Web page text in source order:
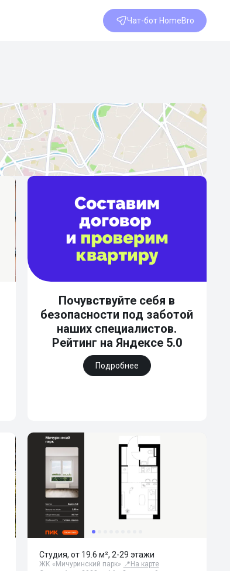
Чат-бот HomeBro
Почувствуйте себя в
безопасности под заботой
наших специалистов.
Рейтинг на Яндексе 5.0
Подробнее
Студия, от 19.6 м², 2-29 этажи
ЖК «Мичуринский парк» 📍 На карте